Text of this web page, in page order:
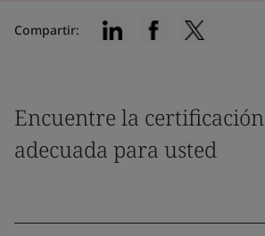
Compartir:
Encuentre la certificación
adecuada para usted